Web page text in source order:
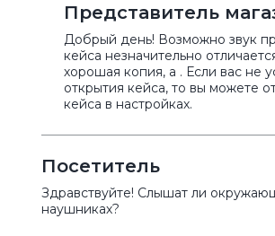
Представитель
Добрый день! Возможно звук
кейса незначительно
хорошая копия, а . Если вас не
открытия кейса, то вы можете
кейса в настройках.
Посетитель
Здравствуйте! Слышат ли
наушниках?